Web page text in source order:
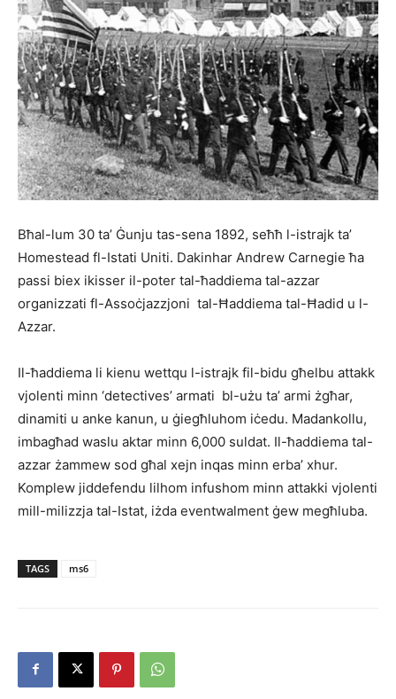
Bħal-lum 30 ta’ Ġunju tas-sena 1892, seħħ l-istrajk ta’
Homestead fl-Istati Uniti. Dakinhar Andrew Carnegie ħa
passi biex ikisser il-poter tal-ħaddiema tal-azzar
organizzati fl-Assoċjazzjoni tal-Ħaddiema tal-Ħadid u l-
Azzar.
Il-ħaddiema li kienu wettqu l-istrajk fil-bidu għelbu attakk
vjolenti minn ‘detectives’ armati bl-użu ta’ armi żgħar,
dinamiti u anke kanun, u ġiegħluhom iċedu. Madankollu,
imbagħad waslu aktar minn 6,000 suldat. Il-ħaddiema tal-
azzar żammew sod għal xejn inqas minn erba’ xhur.
Komplew jiddefendu lilhom infushom minn attakki vjolenti
mill-milizzja tal-Istat, iżda eventwalment ġew megħluba.
TAGS ms6